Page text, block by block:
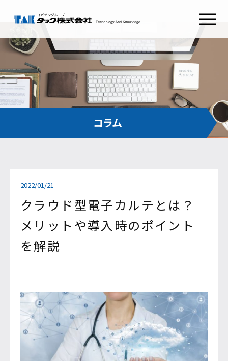
タックSecurePlatform
タック
ABOUT TAK
わたしたちの想い
経営理念
健康経営
会社概要
組織図
沿革
グループ会社
コラム
新卒採用
キャリア採用
コンタクト CONTACT
コラム
2022/01/21
クラウド型電子カルテとは？
メリットや導入時のポイント
を解説